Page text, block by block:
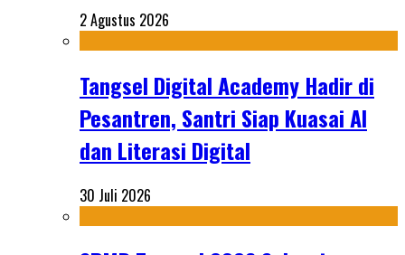
2 Agustus 2026
Tangsel Digital Academy Hadir di
Pesantren, Santri Siap Kuasai AI
dan Literasi Digital
30 Juli 2026